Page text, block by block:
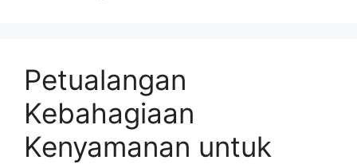
Petualangan
Kebahagiaan
Kenyamanan untuk